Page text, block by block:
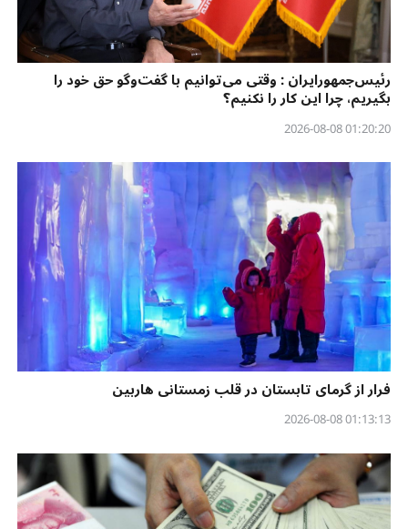
رئیس‌جمهورایران : وقتی می‌توانیم با گفت‌وگو حق خود را
بگیریم، چرا این کار را نکنیم؟
01:20:20 2026-08-08
فرار از گرمای تابستان در قلب زمستانی هاربین
01:13:13 2026-08-08